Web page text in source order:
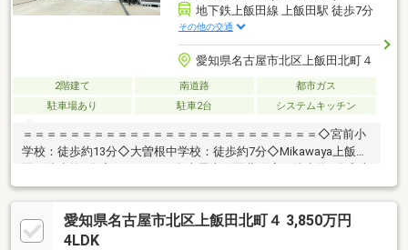
地下鉄上飯田線 上飯田駅 徒歩7分
その他の交通
愛知県名古屋市北区上飯田北町４
2階建て 南道路
都市ガス
駐車場あり
駐車2台 システムキッチン
＝＝＝＝＝＝＝＝＝＝＝＝＝＝＝＝＝＝＝＝＝＝＝＝＝◇宮前小
学校：徒歩約13分◇大曽根中学校：徒歩約7分◇Mikawaya上飯
飯田東さくら公園：徒歩約8分◆令和7年10月リフォーム完了のき
れいな住まい◆駐車並列2台可能でご家族のお車も安心◆食洗機
付き＋2階水回り＋リビングイン階段の快適設計＝＝＝＝＝＝＝＝
＝＝＝＝＝＝＝＝＝＝＝＝＝＝＝＝＝＼見るだけ聞くだけOK／資
愛知県名古屋市北区上飯田北町４ 3,850万円
4LDK